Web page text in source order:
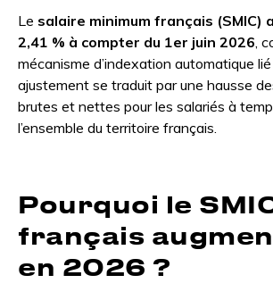
Le salaire minimum français (SMIC)
2,41 % à compter du 1er juin 2026,
mécanisme d’indexation automatique
ajustement se traduit par une hausse
brutes et nettes pour les salariés à
l’ensemble du territoire français.
Pourquoi le
français
en 2026 ?